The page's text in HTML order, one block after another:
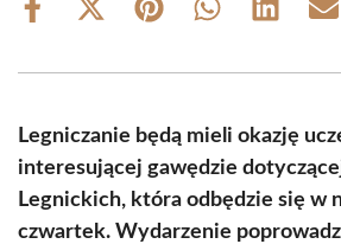
Share
Share
(Twitter)
Share Share Share
Legniczanie będą mieli okazję
interesującej gawędzie
Legnickich, która odbędzie się w
czwartek. Wydarzenie